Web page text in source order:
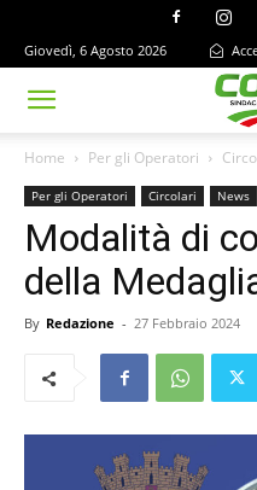
Giovedì, 6 Agosto 2026
Home Per gli Operatori
Per gli Operatori Circolari News
Modalità di
della
By Redazione - 27 Febbraio 2024